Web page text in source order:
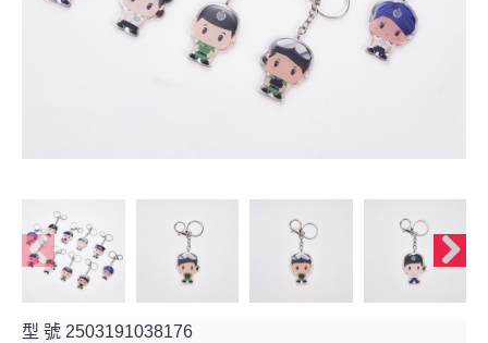
型 號 2503191038176